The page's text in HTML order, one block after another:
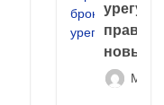
правда
новый